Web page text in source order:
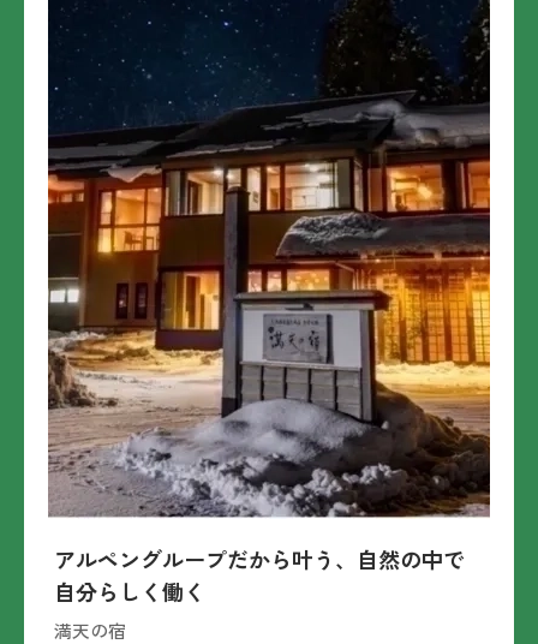
アルペングループだから叶う、自然の中で
自分らしく働く
満天の宿